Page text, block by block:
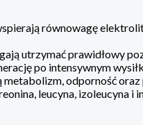
równowagę
utrzymać prawidłowy
po intensywnym
metabolizm, odporność
leucyna, izoleucyna i